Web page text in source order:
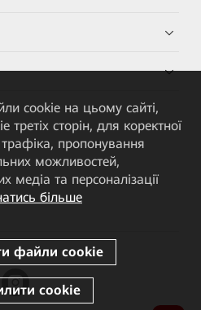
cookie на цьому сайті,
сторін, для коректної
пропонування
можливостей,
медіа та персоналізації
більше